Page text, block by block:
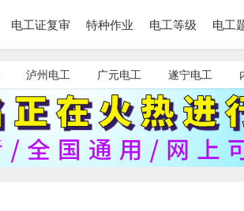
电工证复审 特种作业 电工等级 电工
泸州电工 广元电工 遂宁电工